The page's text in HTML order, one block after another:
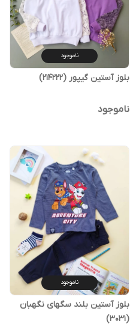
ناموجود
بلوز آستین گیپور (214222)
ناموجود
ناموجود
بلوز آستین بلند سگهای نگهبان
(3031)